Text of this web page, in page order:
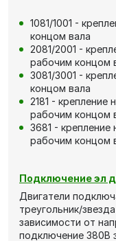
1081/1001 -
концом вала
2081/2001 -
рабочим концом
3081/3001 -
концом вала
2181 - крепление
рабочим концом
3681 - крепление
рабочим концом
Подключение эл
Двигатели
треугольник/
зависимости от
подключение 380В